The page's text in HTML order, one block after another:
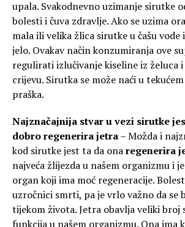
upala. Svakodnevno uzimanje sirutke
bolesti i čuva zdravlje. Ako se uzima
mala ili velika žlica sirutke u čašu vode
jelo. Ovakav način konzumiranja ove
regulirati izlučivanje kiseline iz želuca
crijevu. Sirutka se može naći u
praška.
Najznačajnija stvar u vezi sirutke
dobro regenerira jetra– Možda i
kod sirutke jest ta da onaregenerira
najveća žlijezda u našem organizmu i
organ koji ima moć regeneracije.
uzročnici smrti, pa je vrlo važno da se
tijekom života. Jetra obavlja veliki broj
funkcija u našem organizmu. Ona ima